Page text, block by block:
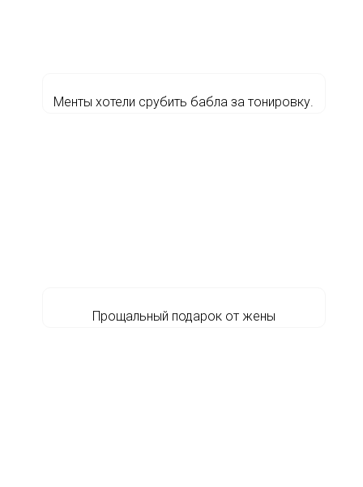
Менты хотели срубить бабла за тонировку.
Прощальный подарок от жены